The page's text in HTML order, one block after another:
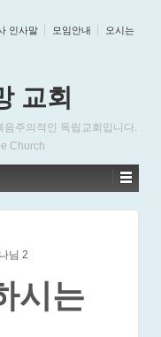
인사말 모임안내
오시는
교회
주의적인 독립교회입니다.
Church
님 2
시는